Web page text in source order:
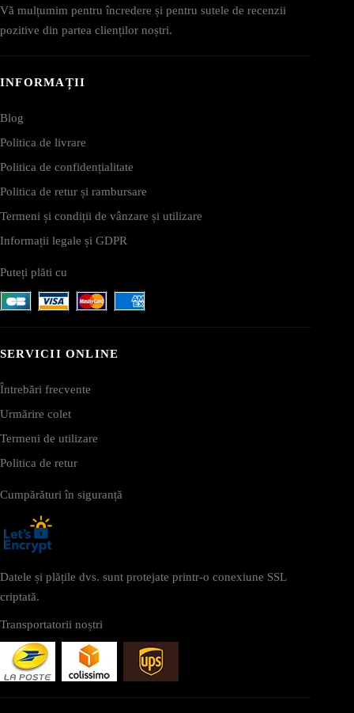
Vă mulțumim pentru încredere și pentru sutele de recenzii
pozitive din partea clienților noștri.
INFORMAȚII
Blog
Politica de livrare
Politica de confidențialitate
Politica de retur și rambursare
Termeni și condiții de vânzare și utilizare
Informații legale și GDPR
Puteți plăti cu
SERVICII ONLINE
Întrebări frecvente
Urmărire colet
Termeni de utilizare
Politica de retur
Cumpărături în siguranță
Datele și plățile dvs. sunt protejate printr-o conexiune SSL
criptată.
Transportatorii noștri